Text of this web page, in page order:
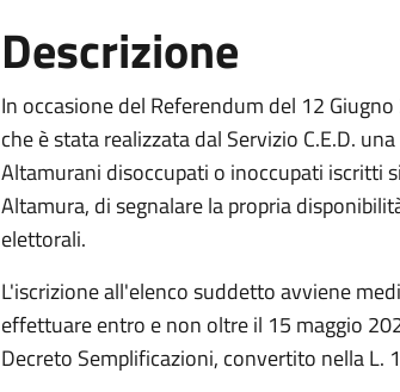
Descrizione
In occasione del Referendum del 12
che è stata realizzata dal Servizio C.E.D.
Altamurani disoccupati o inoccupati iscritti
Altamura, di segnalare la propria
elettorali.
L'iscrizione all'elenco suddetto avviene
effettuare entro e non oltre il 15 maggio
Decreto Semplificazioni, convertito nella L.